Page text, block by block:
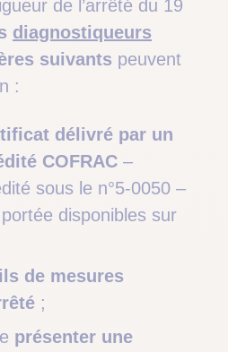
de l’arrêté du 19
diagnostiqueurs
suivants peuvent
:
délivré par un
COFRAC –
sous le n°5-0050 –
disponibles sur
de mesures
;
présenter une